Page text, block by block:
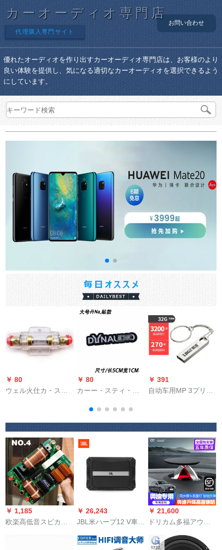
カーオーディオ専門店
代理購入専門サイト
お問い合わせ
優れたオーディオを作り出すカーオーディオ専門店は、お客様のより
良い体験を提供し、気になる適切なカーオーディオを選択できるよう
にしています。
￥ 80
ウェル火仕カ・ステ
管ヒーズ
￥ 80
カーー・スティ・ア
す。ベルリンンの声
でAMGイギリスの宝
ラッパを改造して、
大きサズのダンプを
贴り付けます。（1つ
の価格）
￥ 391
自动车用MP 3プリー
ック自动车音乐车音
乐电器32 GUディス
ク（歌付き3400曲＋
200台のビディオ）
は、公式标准装备で
す。
￥ 1,185
欧楽高低音スピカの
￥ 26,243
JBL米ハープ12 V車載
グ・低音強化四チャ
￥ 21,600
ドリカム多福アウデ
L/Q 7昇降高音ヘッド